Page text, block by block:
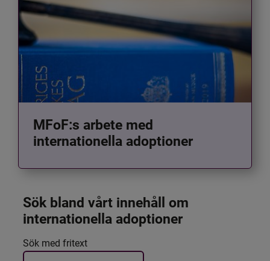
MFoF:s arbete med
internationella adoptioner
Sök bland vårt innehåll om
internationella adoptioner
Filtrera resultatet
Det här formuläret postas automatiskt
Sök med fritext